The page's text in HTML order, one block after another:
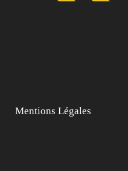
Mentions Légales